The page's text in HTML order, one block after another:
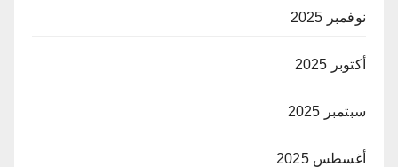
نوفمبر 2025
أكتوبر 2025
سبتمبر 2025
أغسطس 2025